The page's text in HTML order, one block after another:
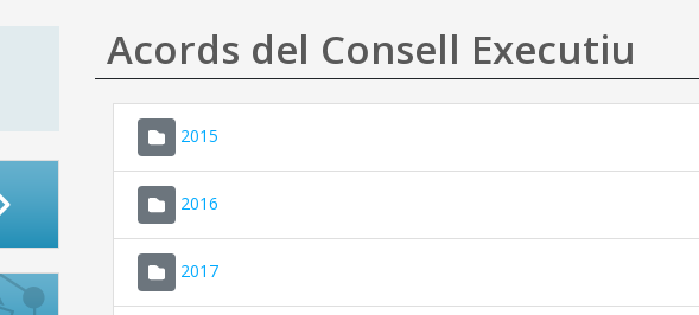
Acords del Consell Executiu
2015
2016
2017